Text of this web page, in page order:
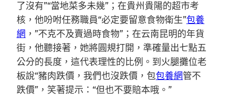
了沒有”“當地菜多未幾”；在貴州貴陽的超市考
核，他吩咐任務職員“必定要留意食物衛生”包養
網 ，”不克不及賣過時食物”；在云南昆明的年貨
街，他聽接著，她將圓規打開，準確量出七點五
公分的長度，這代表理性的比例。到火腿攤位老
板說“豬肉跌價，我們也沒跌價，包包養網管不
跌價”，笑著提示：“但也不要賠本哦。”